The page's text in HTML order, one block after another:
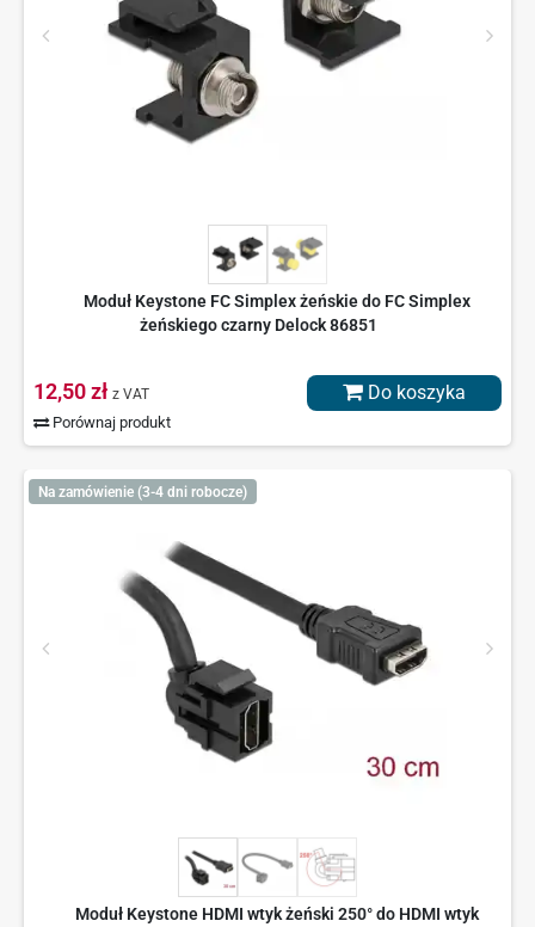
Moduł Keystone FC Simplex żeńskie do FC Simplex
żeńskiego czarny Delock 86851
12,50 zł z VAT
Porównaj produkt
Do koszyka
Na zamówienie (3-4 dni robocze)
Moduł Keystone HDMI wtyk żeński 250° do HDMI wtyk